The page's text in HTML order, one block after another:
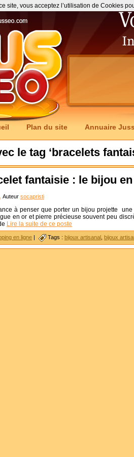
Plan du site Annuaire
le tag ‘bracelets
fantaisie : le bijou
Auteur socapristi
à penser que porter un bijou projette
en or et pierre précieuse souvent peu
Lire la suite de ce poste
en ligne | Tags : bijoux artisanal bijoux
site, vous acceptez l’utilisation de Cookies